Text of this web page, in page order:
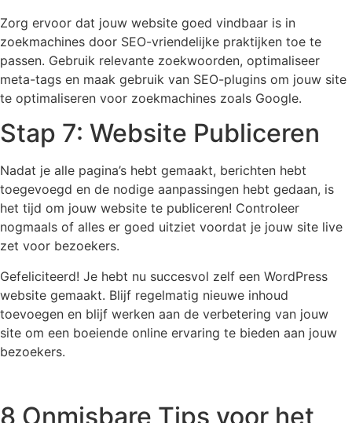
Zorg ervoor dat jouw website goed vindbaar is in
zoekmachines door SEO-vriendelijke praktijken toe te
passen. Gebruik relevante zoekwoorden, optimaliseer
meta-tags en maak gebruik van SEO-plugins om jouw site
te optimaliseren voor zoekmachines zoals Google.
Stap 7: Website Publiceren
Nadat je alle pagina’s hebt gemaakt, berichten hebt
toegevoegd en de nodige aanpassingen hebt gedaan, is
het tijd om jouw website te publiceren! Controleer
nogmaals of alles er goed uitziet voordat je jouw site live
zet voor bezoekers.
Gefeliciteerd! Je hebt nu succesvol zelf een WordPress
website gemaakt. Blijf regelmatig nieuwe inhoud
toevoegen en blijf werken aan de verbetering van jouw
site om een boeiende online ervaring te bieden aan jouw
bezoekers.
8 Onmisbare Tips voor het